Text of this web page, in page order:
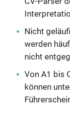
Nicht
werden
nicht
Von A1 bis
können